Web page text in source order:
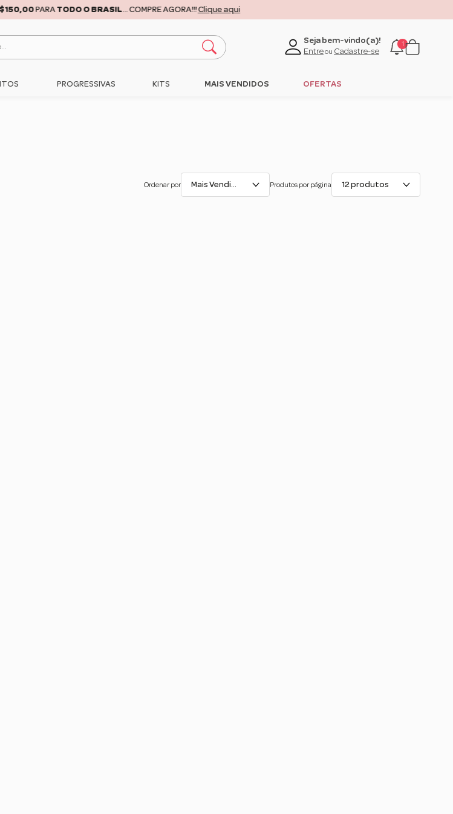
PARATODO O BRASIL... COMPRE AGORA!!!Clique aqui
Seja bem-vindo(a)!
Entreou Cadastre-se
1
PROGRESSIVAS KITS MAIS VENDIDOS OFERTAS
Ordenar por Produtos por página 12 produtos